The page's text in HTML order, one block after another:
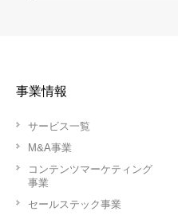
事業情報
サービス一覧
M&A事業
コンテンツマーケティング
事業
セールステック事業